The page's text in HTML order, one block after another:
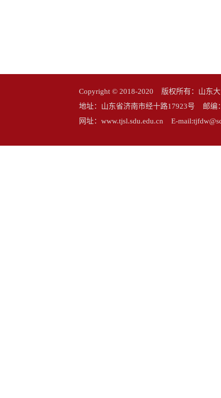
Copyright © 2018-2020 版权所有：山东
地址：山东省济南市经十路17923号 邮
网址：www.tjsl.sdu.edu.cn E-